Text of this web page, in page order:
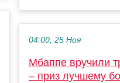
04:00, 25 Ноя
Мбаппе вручили
– приз лучшему